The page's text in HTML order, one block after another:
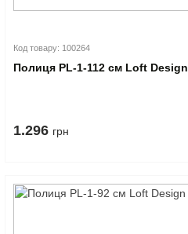
Код товару: 100264
Полиця PL-1-112 см Loft Design
1.296 грн